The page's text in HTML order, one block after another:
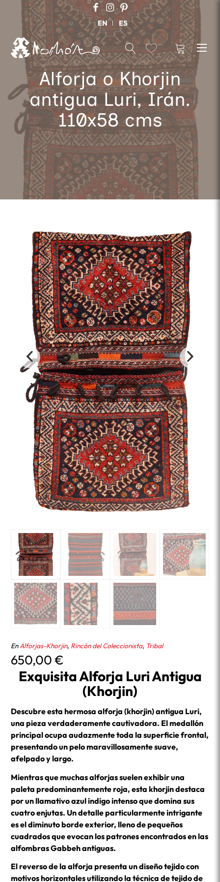
EN ES
Alforja o Khorjin
antigua Luri, Irán.
110x58 cms
EnAlforjas-Khorjin, Rincón del Coleccionista, Tribal
650,00€
Exquisita Alforja Luri Antigua
(Khorjin)
Descubre esta hermosa alforja (khorjin) antigua Luri,
una pieza verdaderamente cautivadora. El medallón
principal ocupa audazmente toda la superficie frontal,
presentando un pelo maravillosamente suave,
afelpado y largo.
Mientras que muchas alforjas suelen exhibir una
paleta predominantemente roja, esta khorjin destaca
por un llamativo azul índigo intenso que domina sus
cuatro enjutas. Un detalle particularmente intrigante
es el diminuto borde exterior, lleno de pequeños
cuadrados que evocan los patrones encontrados en las
alfombras Gabbeh antiguas.
El reverso de la alforja presenta un diseño tejido con
motivos horizontales utilizando la técnica de tejido de